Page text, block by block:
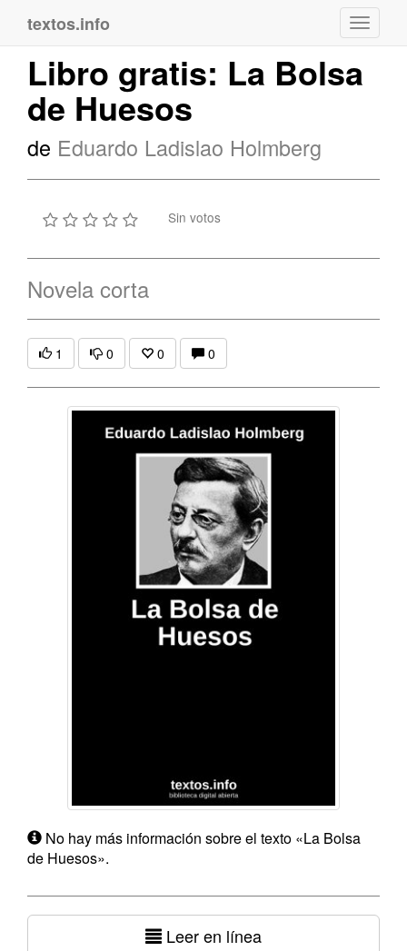
textos.info
Libro gratis: La Bolsa
de Huesos
de Eduardo Ladislao Holmberg
Sin votos
Novela corta
1 0 0 0
No hay más información sobre el texto «La Bolsa
de Huesos».
Leer en línea